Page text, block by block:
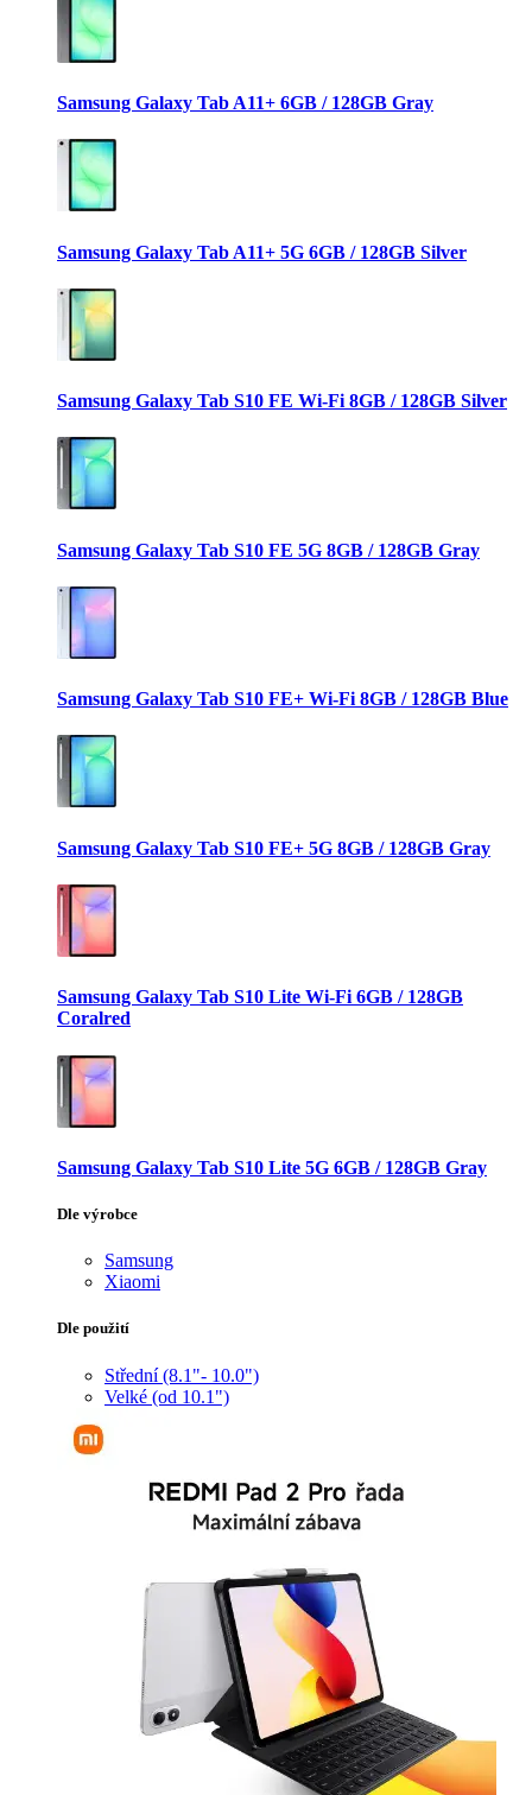
Samsung Galaxy Tab A11+ 6GB / 128GB Gray
Samsung Galaxy Tab A11+ 5G 6GB / 128GB Silver
Samsung Galaxy Tab S10 FE Wi-Fi 8GB / 128GB Silver
Samsung Galaxy Tab S10 FE 5G 8GB / 128GB Gray
Samsung Galaxy Tab S10 FE+ Wi-Fi 8GB / 128GB Blue
Samsung Galaxy Tab S10 FE+ 5G 8GB / 128GB Gray
Samsung Galaxy Tab S10 Lite Wi-Fi 6GB / 128GB
Coralred
Samsung Galaxy Tab S10 Lite 5G 6GB / 128GB Gray
Dle výrobce
Samsung
Xiaomi
Dle použití
Střední (8.1"- 10.0")
Velké (od 10.1")